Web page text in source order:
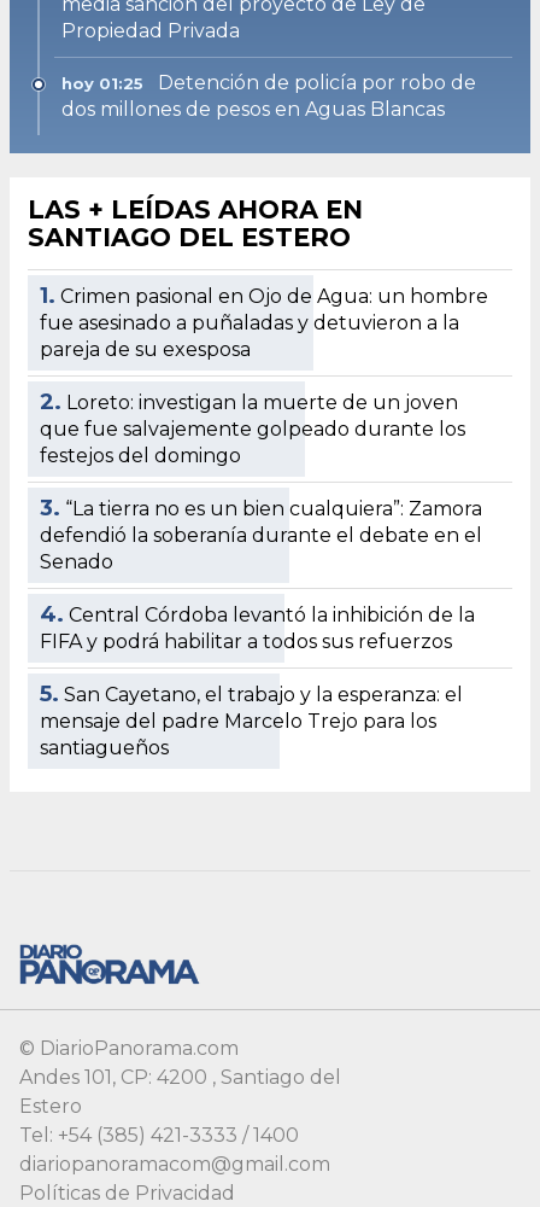
© DiarioPanorama.com
Andes 101, CP: 4200 , Santiago del
Estero
Tel: +54 (385) 421-3333 / 1400
diariopanoramacom@gmail.com
Políticas de Privacidad